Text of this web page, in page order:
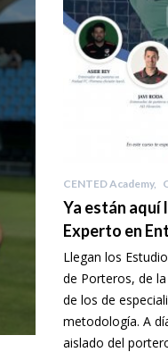
CENTED Academy,
Ya están aquí
Experto en
Llegan los
de Porteros, de
de los de
metodología. A
aislado del